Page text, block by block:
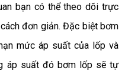
bạn có thể theo dõi trực
đơn giản. Đặc biệt bơm
mức áp suất của lốp và
áp suất đó bơm lốp sẽ tự